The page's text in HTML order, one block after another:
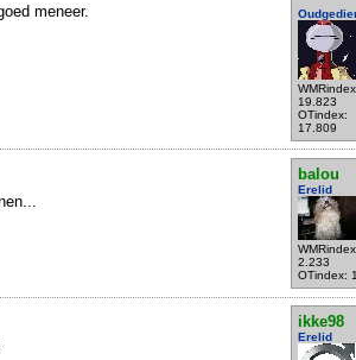
19.823
OTindex:
17.809
meneer.
balou
Erelid
2.233
OTindex:
ikke98
Erelid